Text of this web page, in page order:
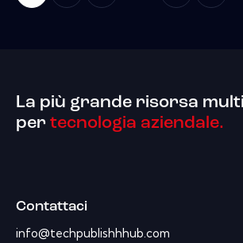
La più grande risorsa
per tecnologia aziendale.
Contattaci
info@techpublishhhub.com